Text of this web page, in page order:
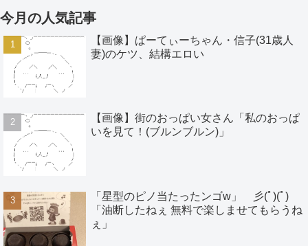
今月の人気記事
【画像】ぱーてぃーちゃん・信子(31歳人
妻)のケツ、結構エロい
【画像】街のおっぱい女さん「私のおっぱ
いを見て！(ブルンブルン)」
「星型のピノ当たったンゴw」 彡(ﾟ)(ﾟ)
「油断したねぇ 無料で楽しませてもらうね
ぇ」